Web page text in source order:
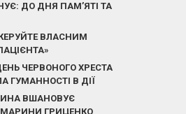
ДО ДНЯ ПАМ’ЯТІ ТА
ВЛАСНИМ
ЧЕРВОНОГО ХРЕСТА
ГУМАННОСТІ В ДІЇ
ВШАНОВУЄ
ГРИЦЕНКО